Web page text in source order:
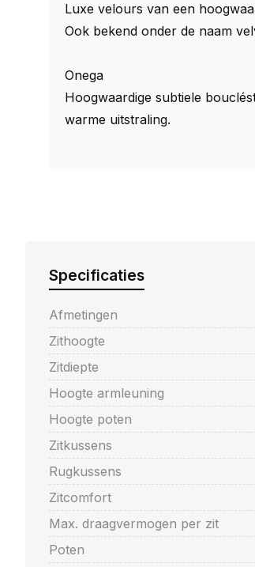
Luxe velours van een
Ook bekend onder de naam
Onega
Hoogwaardige subtiele
warme uitstraling.
Specificaties
Afmetingen
Zithoogte
Zitdiepte
Hoogte armleuning
Hoogte poten
Zitkussens
Rugkussens
Zitcomfort
Max. draagvermogen per zit
Poten